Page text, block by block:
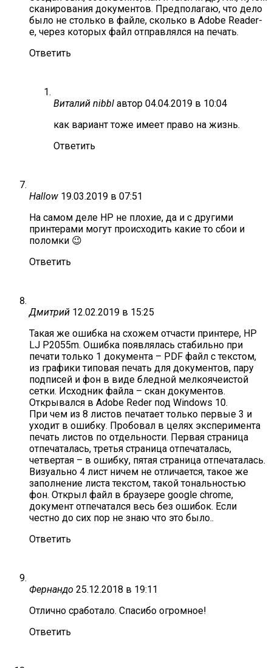
сканирования документов. Предполагаю, что дело
было не столько в файле, сколько в Adobe Reader-
е, через которых файл отправлялся на печать.
Ответить
Виталий nibbl автор 04.04.2019 в 10:04
как вариант тоже имеет право на жизнь.
Ответить
Hallow 19.03.2019 в 07:51
На самом деле НР не плохие, да и с другими
принтерами могут происходить какие то сбои и
поломки 😉
Ответить
Дмитрий 12.02.2019 в 15:25
Такая же ошибка на схожем отчасти принтере, HP
LJ P2055m. Ошибка появлялась стабильно при
печати только 1 документа – PDF файл с текстом,
из графики типовая печать для документов, пару
подписей и фон в виде бледной мелкоячеистой
сетки. Исходник файла – скан документов.
Открывался в Adobe Reder под Windows 10.
При чем из 8 листов печатает только первые 3 и
уходит в ошибку. Пробовал в целях эксперимента
печать листов по отдельности. Первая страница
отпечаталась, третья страница отпечаталась,
четвертая – в ошибку, пятая страница отпечаталась.
Визуально 4 лист ничем не отличается, такое же
заполнение листа текстом, такой тональностью
фон. Открыл файл в браузере google chrome,
документ отпечатался весь без ошибок. Если
честно до сих пор не знаю что это было..
Ответить
Фернандо 25.12.2018 в 19:11
Отлично сработало. Спасибо огромное!
Ответить